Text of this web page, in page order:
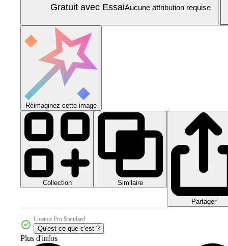
Gratuit avec EssaiAucune attribution requise
Réimaginez cette image
Collection Similaire
Partager
Licence Pro Standard
Qu'est-ce que c'est ?
Plus d'infos